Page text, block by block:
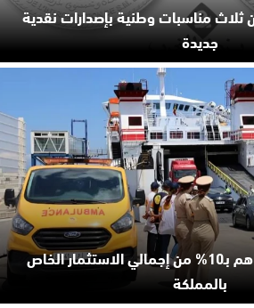
ثلاث مناسبات وطنية بإصدارات نقدية
جديدة
الجالية المغربية تساهم بـ10% من إجمالي الاستثمار الخاص
بالمملكة